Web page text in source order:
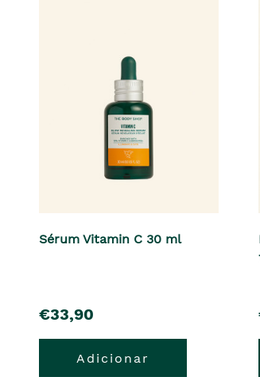
Sérum Vitamin C 30 ml
pre�o
€33,90
Adicionar